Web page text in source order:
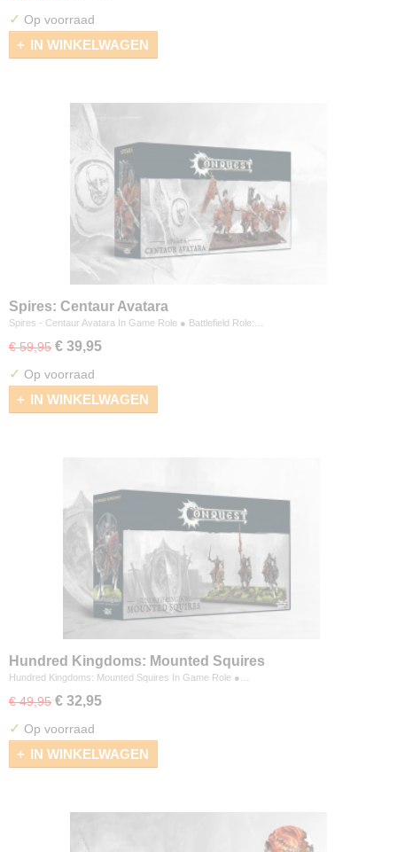
✓ Op voorraad
IN WINKELWAGEN
Spires: Centaur Avatara
Spires - Centaur Avatara In Game Role ● Battlefield Role:…
€ 59,95 € 39,95
✓ Op voorraad
IN WINKELWAGEN
Hundred Kingdoms: Mounted Squires
Hundred Kingdoms: Mounted Squires In Game Role ●…
€ 49,95 € 32,95
✓ Op voorraad
IN WINKELWAGEN